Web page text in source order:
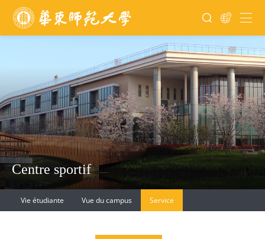
Centre sportif
Vie étudiante Vue du campus Service